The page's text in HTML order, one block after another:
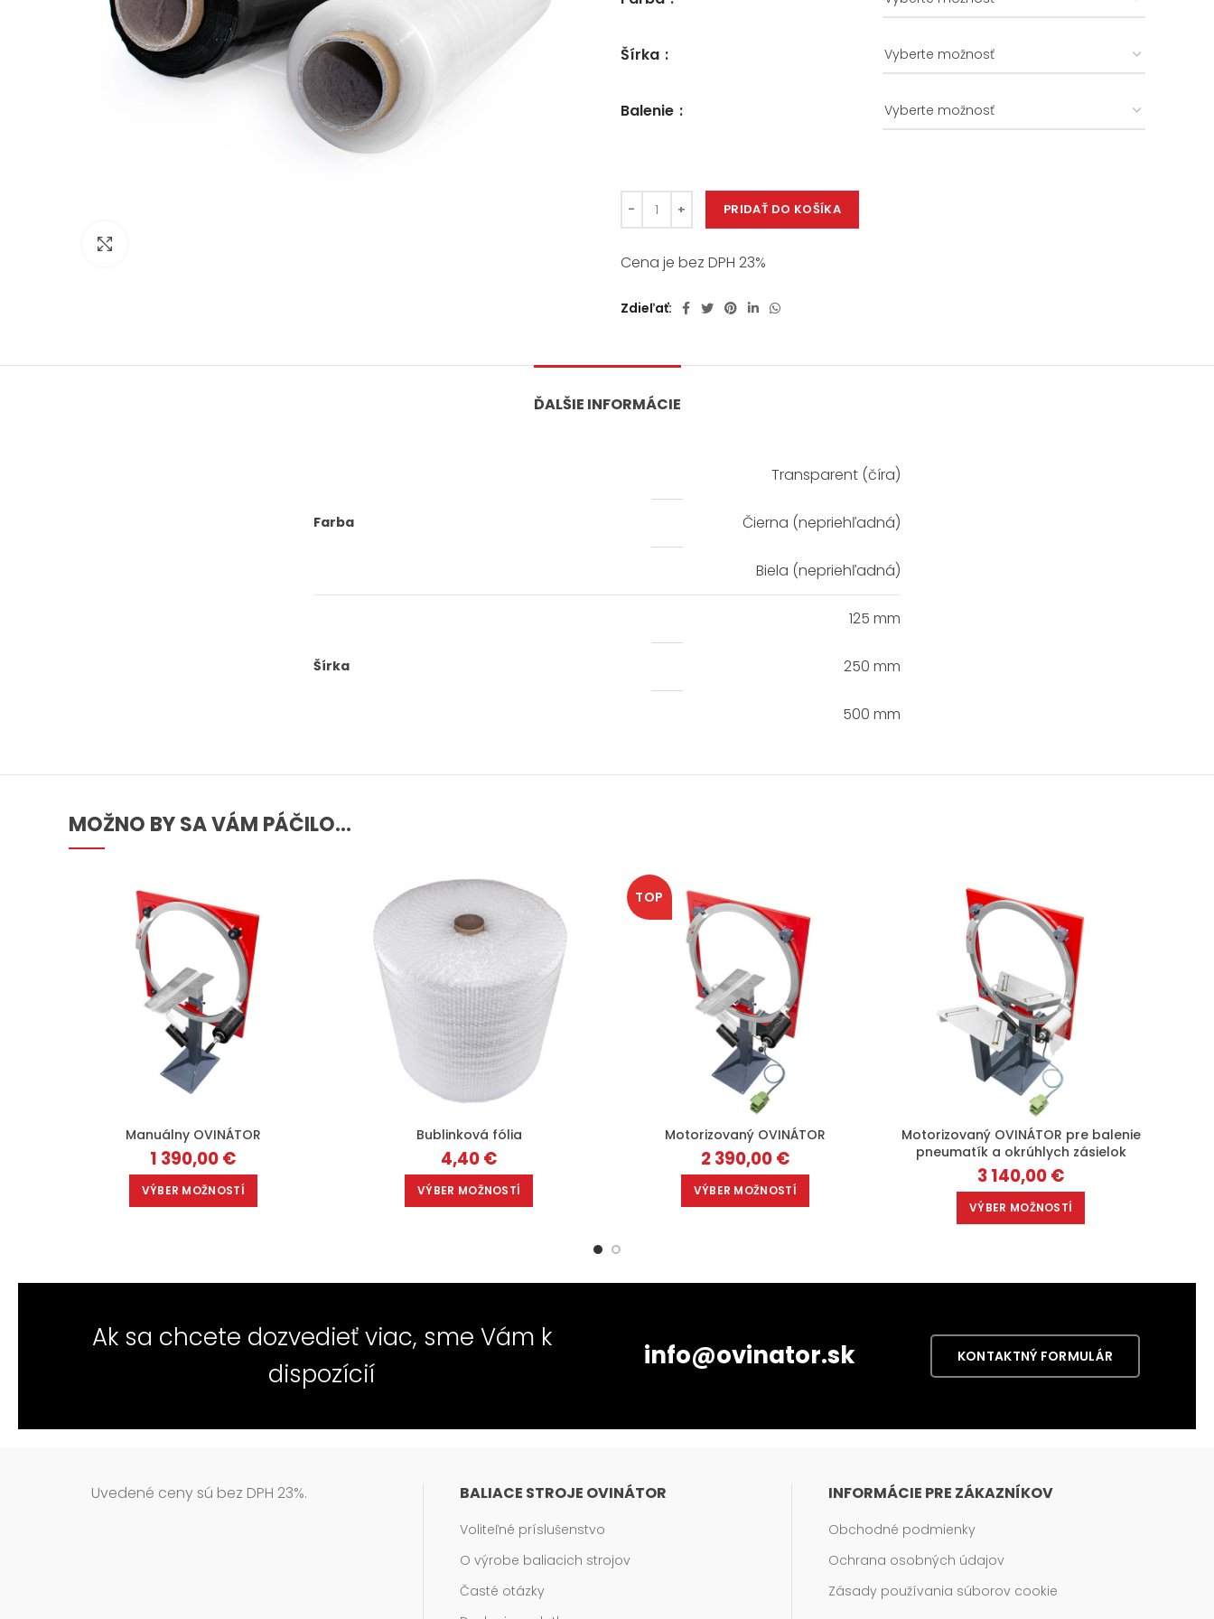
Šírka
Balenie
PRIDAŤ DO KOŠÍKA
Cena je bez DPH 23%
Zdieľať
ĎALŠIE INFORMÁCIE
Farba
Transparent (číra)
Čierna (nepriehľadná)
Biela (nepriehľadná)
Šírka
125 mm
250 mm
500 mm
MOŽNO BY SA VÁM PÁČILO…
Manuálny OVINÁTOR
1 390,00€
VÝBER MOŽNOSTÍ
Bublinková fólia
4,40€
VÝBER MOŽNOSTÍ
TOP
Motorizovaný OVINÁTOR
2 390,00€
VÝBER MOŽNOSTÍ
Motorizovaný OVINÁTOR pre balenie
pneumatík a okrúhlych zásielok
3 140,00€
VÝBER MOŽNOSTÍ
Ak sa chcete dozvedieť viac, sme Vám k
dispozícií
info@ovinator.sk KONTAKTNÝ FORMULÁR
Uvedené ceny sú bez DPH 23%. BALIACE STROJE OVINÁTOR
Voliteľné príslušenstvo
O výrobe baliacich strojov
Časté otázky
INFORMÁCIE PRE ZÁKAZNÍKOV
Obchodné podmienky
Ochrana osobných údajov
Zásady používania súborov cookie